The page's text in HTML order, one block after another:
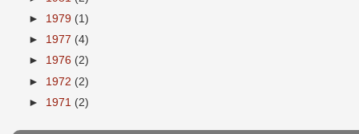
► 1979 (1)
► 1977 (4)
► 1976 (2)
► 1972 (2)
► 1971 (2)